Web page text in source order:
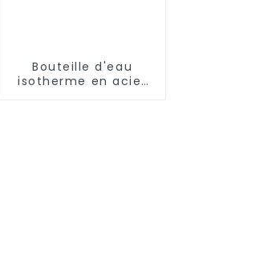
Bouteille d'eau
isotherme en acier